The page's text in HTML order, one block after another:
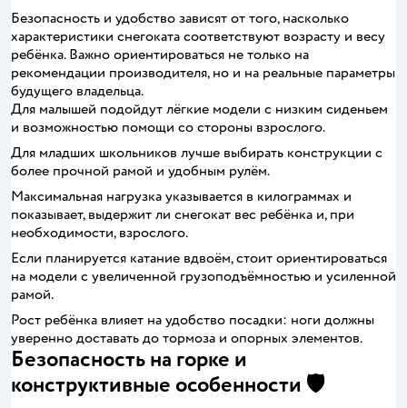
Безопасность и удобство зависят от того, насколько
характеристики снегоката соответствуют возрасту и весу
ребёнка. Важно ориентироваться не только на
рекомендации производителя, но и на реальные параметры
будущего владельца.
Для малышей подойдут лёгкие модели с низким сиденьем
и возможностью помощи со стороны взрослого.
Для младших школьников лучше выбирать конструкции с
более прочной рамой и удобным рулём.
Максимальная нагрузка указывается в килограммах и
показывает, выдержит ли снегокат вес ребёнка и, при
необходимости, взрослого.
Если планируется катание вдвоём, стоит ориентироваться
на модели с увеличенной грузоподъёмностью и усиленной
рамой.
Рост ребёнка влияет на удобство посадки: ноги должны
уверенно доставать до тормоза и опорных элементов.
Безопасность на горке и
конструктивные особенности 🛡️